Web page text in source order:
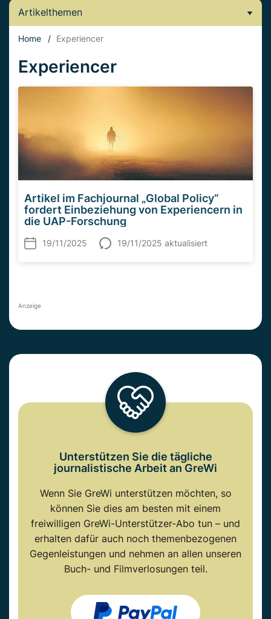
Artikelthemen
Home / Experiencer
Experiencer
Artikel im Fachjournal „Global Policy“
fordert Einbeziehung von Experiencern in
die UAP-Forschung
19/11/2025 19/11/2025 aktualisiert
Anzeige
Unterstützen Sie die tägliche
journalistische Arbeit an GreWi
Wenn Sie GreWi unterstützen möchten, so
können Sie dies am besten mit einem
freiwilligen GreWi-Unterstützer-Abo tun – und
erhalten dafür auch noch themenbezogenen
Gegenleistungen und nehmen an allen unseren
Buch- und Filmverlosungen teil.